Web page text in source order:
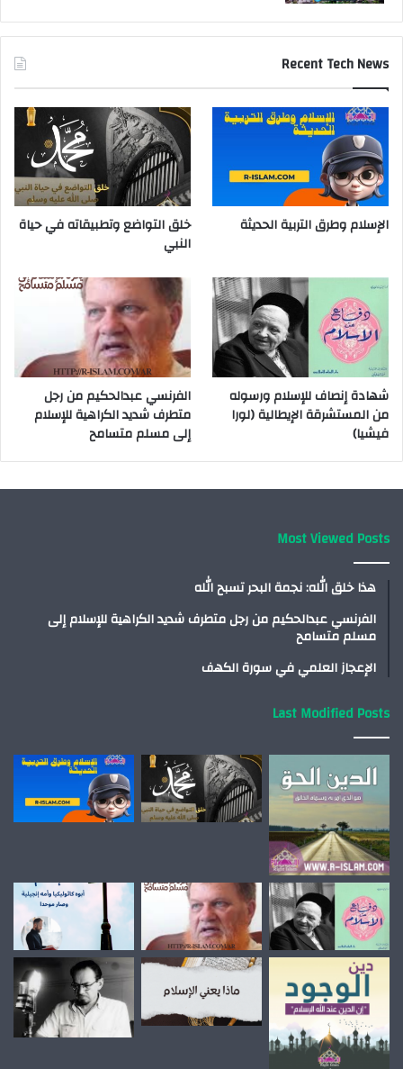
Recent Tech News
الإسلام وطرق التربية الحديثة
خلق التواضع وتطبيقاته في حياة
النبي
شهادة إنصاف للإسلام ورسوله
من المستشرقة الإيطالية (لورا
فيشيا)
الفرنسي عبدالحكيم من رجل
متطرف شديد الكراهية للإسلام
إلى مسلم متسامح
Most Viewed Posts
هذا خلق الله: نجمة البحر تسبح الله
الفرنسي عبدالحكيم من رجل متطرف شديد الكراهية للإسلام إلى
مسلم متسامح
الإعجاز العلمي في سورة الكهف
Last Modified Posts